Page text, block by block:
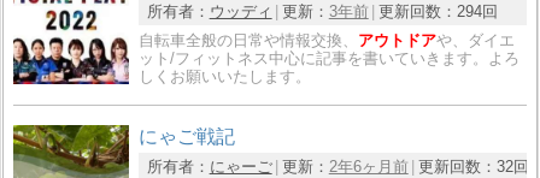
所有者： ウッディ 更新： 3年前 更新回数： 294回
自転車全般の日常や情報交換、 アウトドアや、ダイエ
ット/フィットネス中心に記事を書いていきます。よろ
しくお願いいたします。
にゃご戦記
所有者： にゃーご 更新： 2年6ヶ月前 更新回数： 32回